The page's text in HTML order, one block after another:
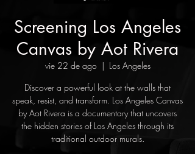
Screening Los Angeles
Canvas by Aot Rivera
vie 22 de ago
  |
Los Angeles
Discover a powerful look at the walls that
speak, resist, and transform. Los Angeles Canvas
by Aot Rivera is a documentary that uncovers
the hidden stories of Los Angeles through its
traditional outdoor murals.